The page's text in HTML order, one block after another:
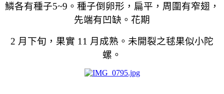
鱗各有種子5~9。種子倒卵形，扁平，周圍有窄翅，
先端有凹缺。花期
2 月下旬，果實 11 月成熟。未開裂之毬果似小陀
螺。